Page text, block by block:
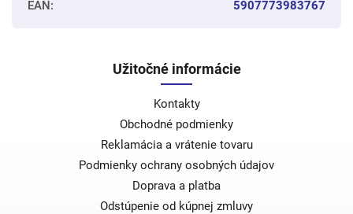
EAN: 5907773983767
Užitočné informácie
Kontakty
Obchodné podmienky
Reklamácia a vrátenie tovaru
Podmienky ochrany osobných údajov
Doprava a platba
Odstúpenie od kúpnej zmluvy